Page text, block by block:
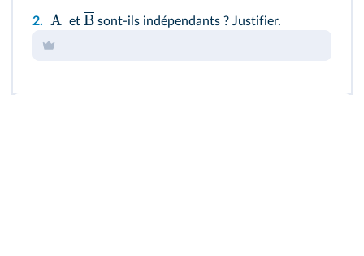
2. A et B sont-ils indépendants ? Justifier.